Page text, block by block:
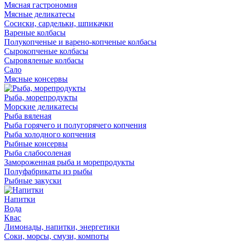
Мясная гастрономия
Мясные деликатесы
Сосиски, сардельки, шпикачки
Вареные колбасы
Полукопченые и варено-копченые колбасы
Сырокопченые колбасы
Сыровяленые колбасы
Сало
Мясные консервы
Рыба, морепродукты
Морские деликатесы
Рыба вяленая
Рыба горячего и полугорячего копчения
Рыба холодного копчения
Рыбные консервы
Рыба слабосоленая
Замороженная рыба и морепродукты
Полуфабрикаты из рыбы
Рыбные закуски
Напитки
Вода
Квас
Лимонады, напитки, энергетики
Соки, морсы, смузи, компоты